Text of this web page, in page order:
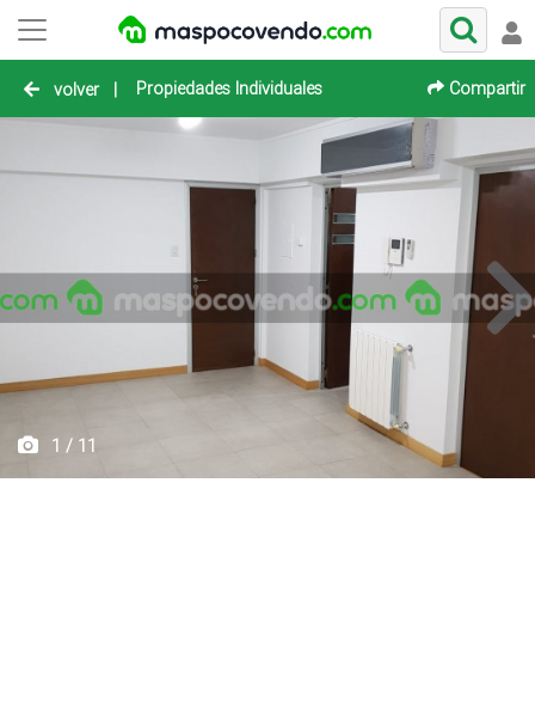
volver | Propiedades Individuales Compartir
1 / 11